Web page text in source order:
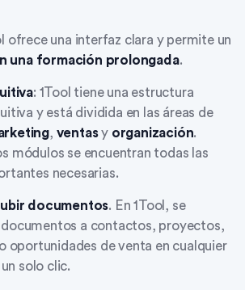
ofrece una interfaz clara y permite un
una formación prolongada.
: 1Tool tiene una estructura
y está dividida en las áreas de
, ventasy organización.
módulos se encuentran todas las
necesarias.
documentos. En 1Tool, se
documentos a contactos, proyectos,
oportunidades de venta en cualquier
solo clic.